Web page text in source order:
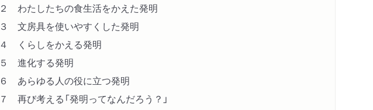
２ わたしたちの食生活をかえた発明
３ 文房具を使いやすくした発明
４ くらしをかえる発明
５ 進化する発明
６ あらゆる人の役に立つ発明
７ 再び考える「発明ってなんだろう？」